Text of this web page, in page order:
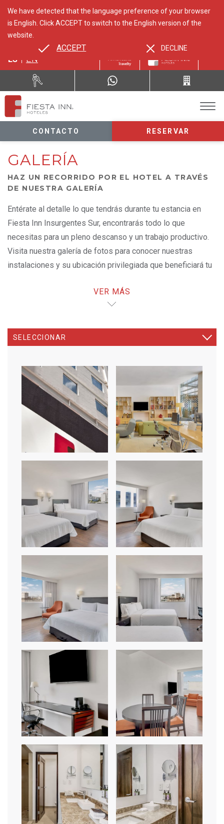
ES EN
CONTACTO RESERVAR
We have detected that the language preference of your browser
is English. Click ACCEPT to switch to the English version of the
website.
ACCEPT DECLINE
GALERÍA
HAZ UN RECORRIDO POR EL HOTEL A TRAVÉS
DE NUESTRA GALERÍA
Entérate al detalle lo que tendrás durante tu estancia en
Fiesta Inn Insurgentes Sur, encontrarás todo lo que
necesitas para un pleno descanso y un trabajo productivo.
Visita nuestra galería de fotos para conocer nuestras
instalaciones y su ubicación privilegiada que beneficiará tu
¡LA MEJOR TARIFA AQUÍ!
VER MÁS
SELECCIONAR